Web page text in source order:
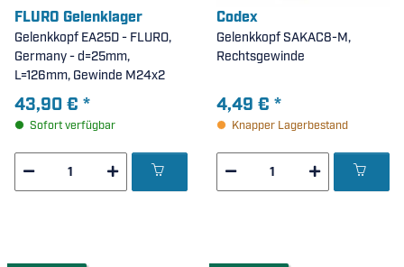
FLURO Gelenklager
Gelenkkopf EA25D - FLURO,
Germany - d=25mm,
L=126mm, Gewinde M24x2
43,90 € *
Sofort verfügbar
Codex
Gelenkkopf SAKAC8-M,
Rechtsgewinde
4,49 € *
Knapper Lagerbestand